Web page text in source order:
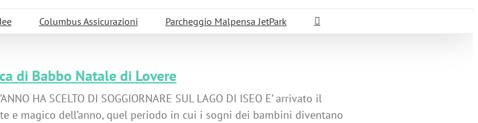
Columbus Assicurazioni Parcheggio Malpensa JetPark
di Babbo Natale di Lovere
HA SCELTO DI SOGGIORNARE SUL LAGO DI ISEO E’ arrivato il
e magico dell’anno, quel periodo in cui i sogni dei bambini diventano